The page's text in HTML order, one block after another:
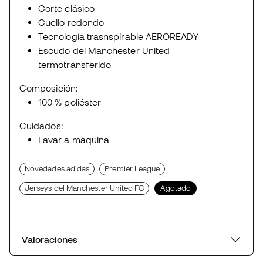
Corte clásico
Cuello redondo
Tecnología trasnspirable AEROREADY
Escudo del Manchester United
termotransferido
Composición:
100 % poliéster
Cuidados:
Lavar a máquina
Novedades adidas Premier League
Jerseys del Manchester United FC Agotado
Valoraciones